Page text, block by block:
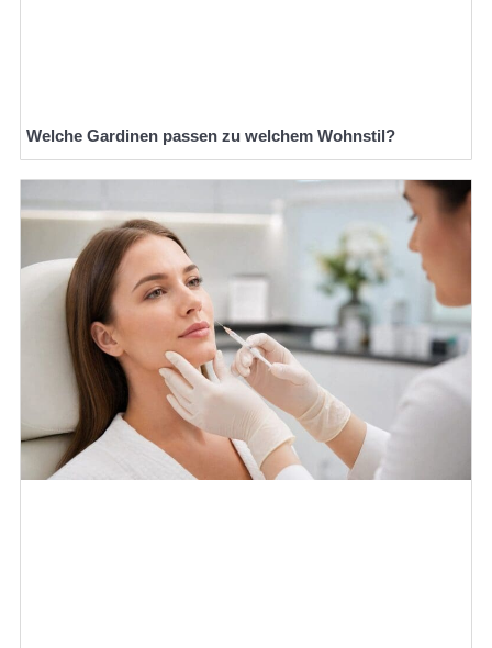
Welche Gardinen passen zu welchem Wohnstil?